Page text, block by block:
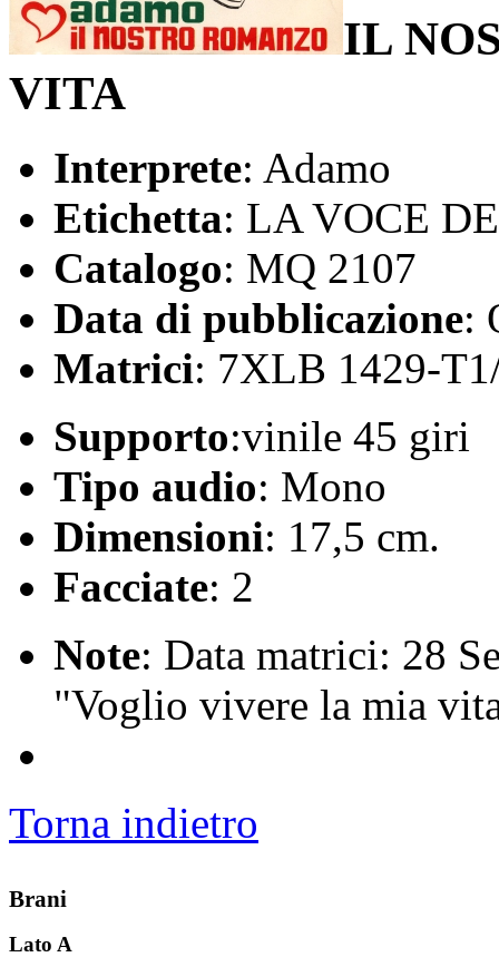
IL
VITA
Interprete: Adamo
Etichetta: LA VOCE
Catalogo: MQ 2107
Data di pubblicazione:
Matrici: 7XLB 1429-
Supporto:vinile 45 giri
Tipo audio: Mono
Dimensioni: 17,5 cm.
Facciate: 2
Note: Data matrici: 28
"Voglio vivere la mia
Torna indietro
Brani
Lato A